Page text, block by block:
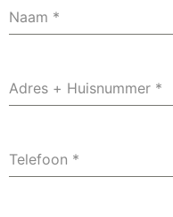
Naam *
Adres + Huisnummer *
Telefoon *